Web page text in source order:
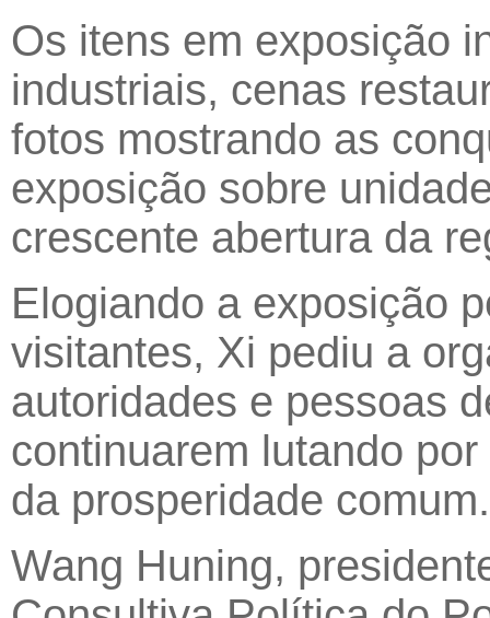
Os itens em exposição
industriais, cenas
fotos mostrando as
exposição sobre
crescente abertura da
Elogiando a exposição
visitantes, Xi pediu a
autoridades e pessoas
continuarem lutando
da prosperidade comum.
Wang Huning,